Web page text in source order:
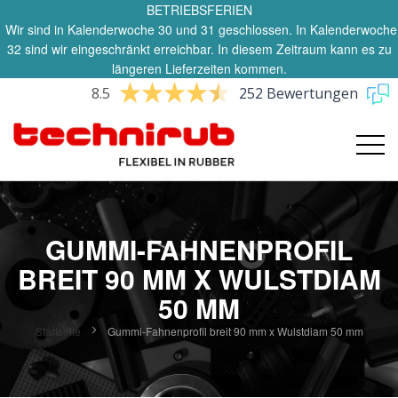
BETRIEBSFERIEN
Wir sind in Kalenderwoche 30 und 31 geschlossen. In Kalenderwoche
32 sind wir eingeschränkt erreichbar. In diesem Zeitraum kann es zu
längeren Lieferzeiten kommen.
8.5 252 Bewertungen
GUMMI-FAHNENPROFIL
BREIT 90 MM X WULSTDIAM
50 MM
Startseite Gummi-Fahnenprofil breit 90 mm x Wulstdiam 50 mm